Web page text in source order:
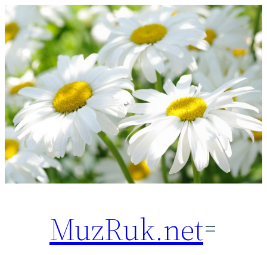
Перейти
к
содержимому
MuzRuk.net